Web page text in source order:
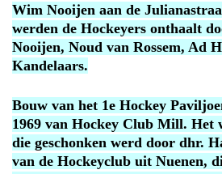
Wim Nooijen aan de
werden de Hockeyers onthaalt
Nooijen, Noud van Rossem, Ad
Kandelaars.
Bouw van het 1e Hockey
1969 van Hockey Club Mill. Het
die geschonken werd door dhr.
van de Hockeyclub uit Nuenen,